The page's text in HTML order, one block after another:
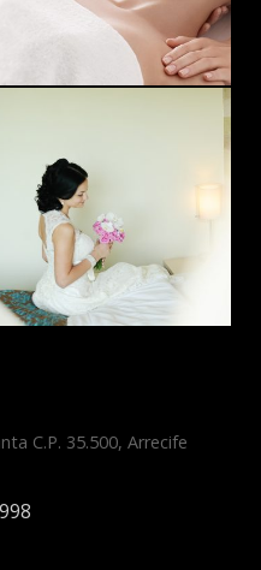
C.P. 35.500, Arrecife